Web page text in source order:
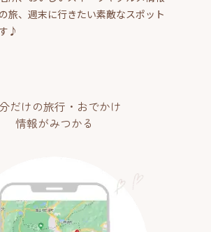
旅、週末に行きたい素敵なスポット
♪
だけの旅行・おでかけ
情報がみつかる